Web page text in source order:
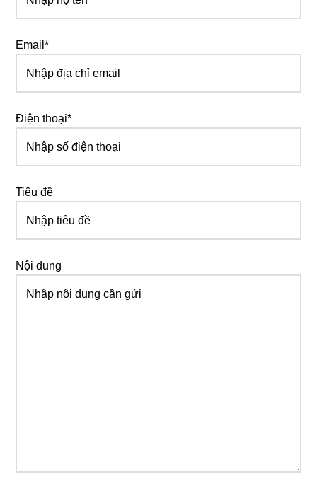
Email*
Điện thoại*
Tiêu đề
Nội dung